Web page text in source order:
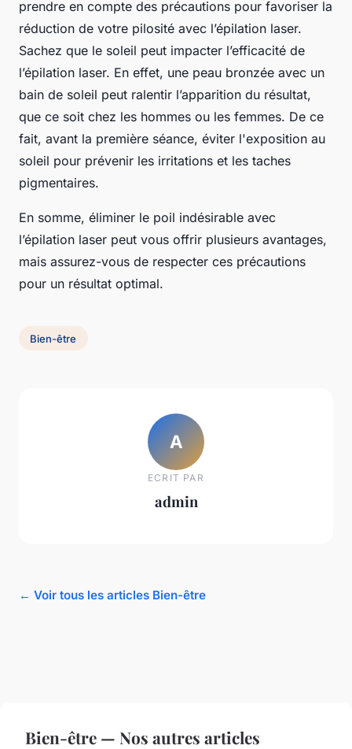
prendre en compte des précautions pour favoriser la
réduction de votre pilosité avec l’épilation laser.
Sachez que le soleil peut impacter l’efficacité de
l’épilation laser. En effet, une peau bronzée avec un
bain de soleil peut ralentir l’apparition du résultat,
que ce soit chez les hommes ou les femmes. De ce
fait, avant la première séance, éviter l'exposition au
soleil pour prévenir les irritations et les taches
pigmentaires.
En somme, éliminer le poil indésirable avec
l’épilation laser peut vous offrir plusieurs avantages,
mais assurez-vous de respecter ces précautions
pour un résultat optimal.
Bien-être
A
ECRIT PAR
admin
← Voir tous les articles Bien-être
Bien-être — Nos autres articles